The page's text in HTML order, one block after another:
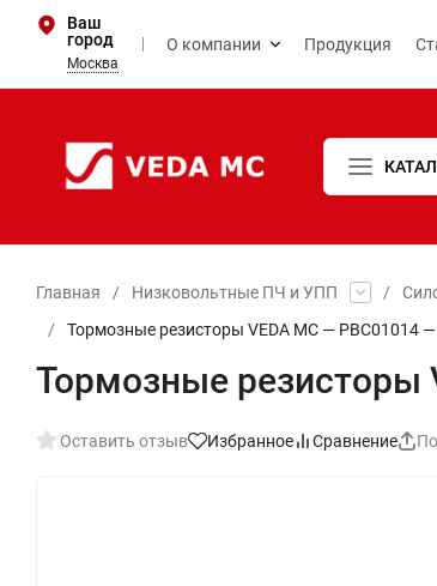
Ваш
город
Москва
О компании Продукция
Главная / Низковольтные ПЧ и УПП /
/
Тормозные резисторы VEDA MC — PBC01014 —
Тормозные резисторы
Оставить отзыв Избранное Сравнение